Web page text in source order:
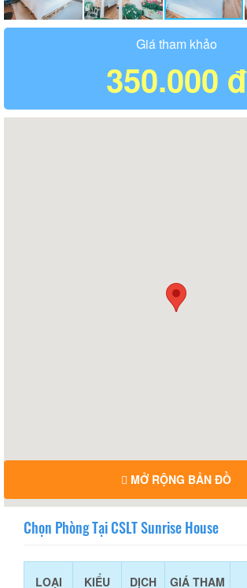
Giá tham khảo
350.000 đ
MỞ RỘNG BẢN ĐỒ
Chọn Phòng Tại CSLT Sunrise House
LOẠI
KIỂU
DỊCH
GIÁ THAM